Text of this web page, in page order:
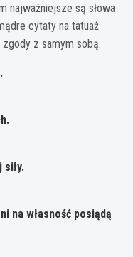
najważniejsze są słowa
cytaty na tatuaż
z samym sobą.
na własność posiądą